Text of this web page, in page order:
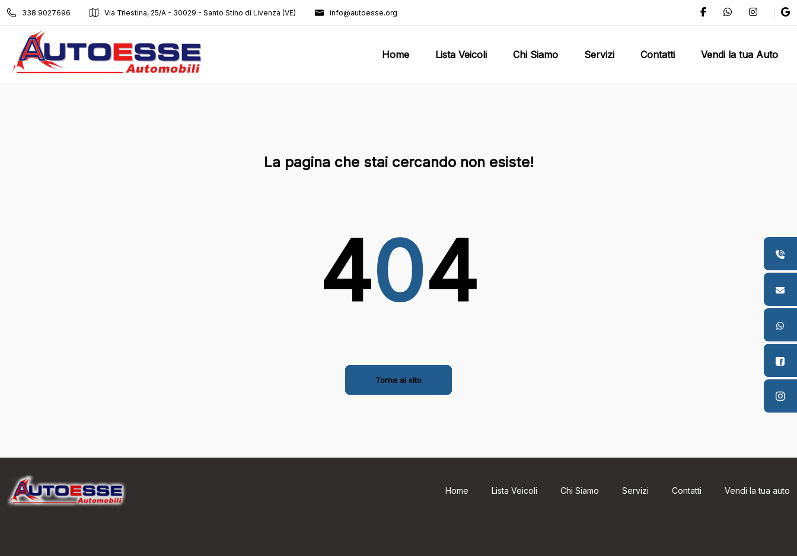
338 9027696 Via Triestina, 25/A - 30029 - Santo Stino di Livenza (VE) info@autoesse.org
Home Lista Veicoli Chi Siamo Servizi Contatti Vendi la tua Auto
La pagina che stai cercando non esiste!
404
Torna al sito
Home Lista Veicoli Chi Siamo Servizi Contatti Vendi la tua auto